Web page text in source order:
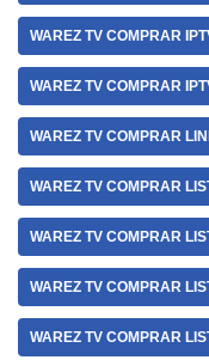
WAREZ TV COMPRAR
WAREZ TV COMPRAR
WAREZ TV COMPRAR
WAREZ TV COMPRAR
WAREZ TV COMPRAR
WAREZ TV COMPRAR
WAREZ TV COMPRAR